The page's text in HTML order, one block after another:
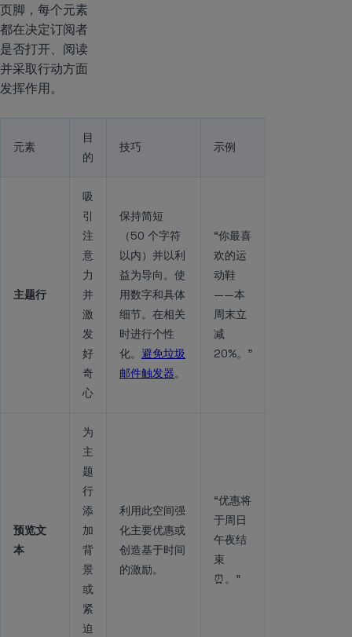
页脚，每个元素
都在决定订阅者
是否打开、阅读
并采取行动方面
发挥作用。
元素
目
的
技巧 示例
主题行
吸
引
注
意
力
并
激
发
好
奇
心
保持简短
（50 个字符
以内）并以利
益为导向。使
用数字和具体
细节。在相关
时进行个性
化。 避免垃圾
邮件触发器。
“你最喜
欢的运
动鞋
——本
周末立
减
20%。”
预览文
本
为
主
题
行
添
加
背
景
或
紧
迫
利用此空间强
化主要优惠或
创造基于时间
的激励。
“优惠将
于周日
午夜结
束
⏰。”